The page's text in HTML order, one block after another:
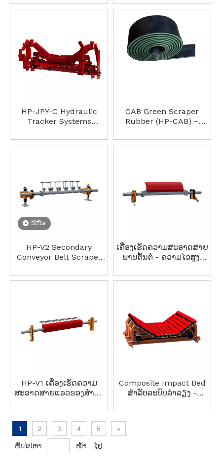
Resistant Seal Board
HP-JPY-C Hydraulic
Tracker Systems
Tracker
CAB Green Scraper
Rubber (HP-CAB) –
ຄວາມສະອາດສາຍແອວລໍາ
ວິດີໂອ
HP-V2 Secondary
Conveyor Belt Scraper
ສະອາດ Tungsten
ເຄື່ອງເຮັດຄວາມສະອາດສາຍ
ພານຕົ້ນຕໍ - ຄວາມໄວສູງ,
ຕໍ່ໄຟ
HP-V1 ເຄື່ອງເຮັດຄວາມ
ສະອາດສາຍແອວຮອງສໍາລັບ
ຮຸນແຮງ
Composite Impact Bed
ສໍາລັບລະບົບລໍາລຽງ -
1 2 3 4 5 »
ຫັນໄປຫາ ໜ້າ ໄປ